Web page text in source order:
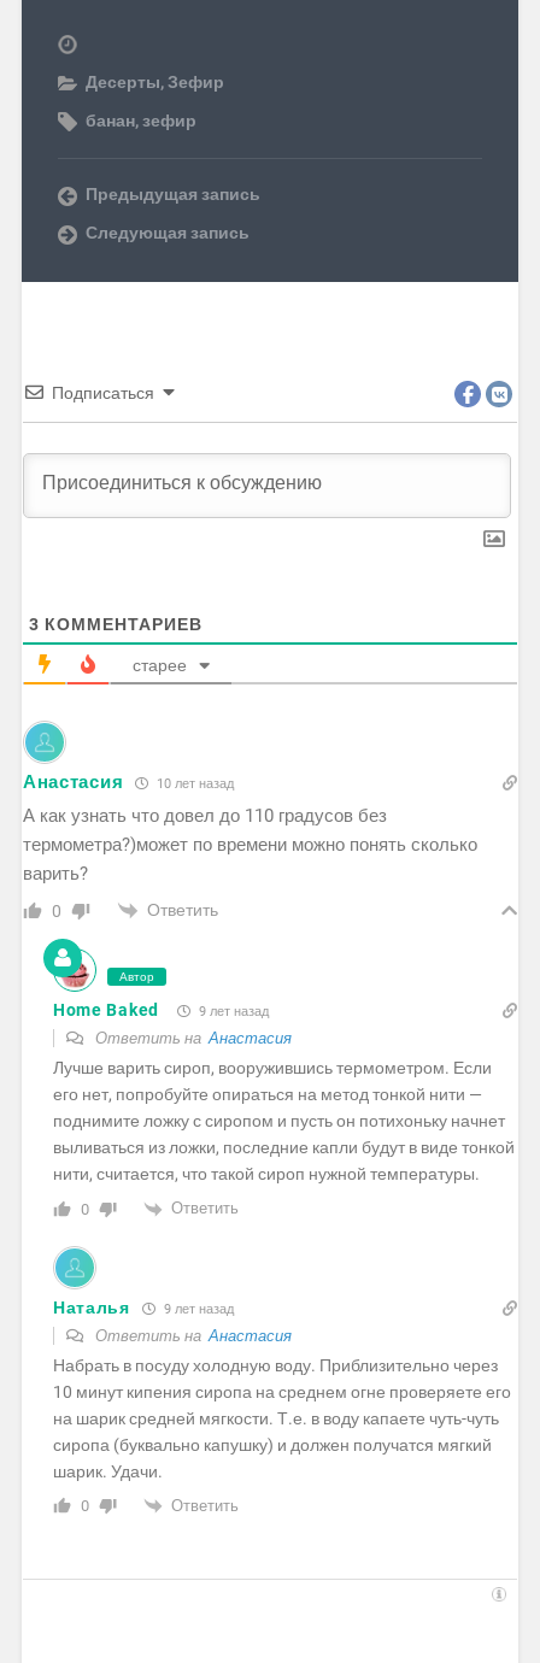
Десерты,Зефир
банан,зефир
Предыдущая запись
Следующая запись
Подписаться
3 КОММЕНТАРИЕВ
старее
Анастасия 10 лет назад
А как узнать что довел до 110 градусов без
термометра?)может по времени можно понять сколько
варить?
0 Ответить
Автор
Home Baked 9 лет назад
Ответить на Анастасия
Лучше варить сироп, вооружившись термометром. Если
его нет, попробуйте опираться на метод тонкой нити —
поднимите ложку с сиропом и пусть он потихоньку начнет
выливаться из ложки, последние капли будут в виде тонкой
нити, считается, что такой сироп нужной температуры.
0 Ответить
Наталья 9 лет назад
Ответить на Анастасия
Набрать в посуду холодную воду. Приблизительно через
10 минут кипения сиропа на среднем огне проверяете его
на шарик средней мягкости. Т.е. в воду капаете чуть-чуть
сиропа (буквально капушку) и должен получатся мягкий
шарик. Удачи.
0 Ответить